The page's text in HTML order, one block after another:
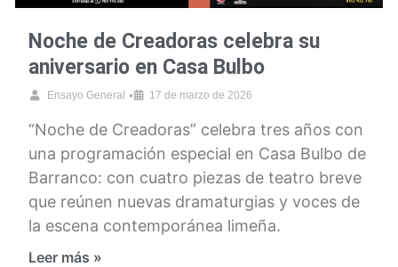
Noche de Creadoras celebra su
aniversario en Casa Bulbo
Ensayo General • 17 de marzo de 2026
“Noche de Creadoras” celebra tres años con
una programación especial en Casa Bulbo de
Barranco: con cuatro piezas de teatro breve
que reúnen nuevas dramaturgias y voces de
la escena contemporánea limeña.
Leer más »